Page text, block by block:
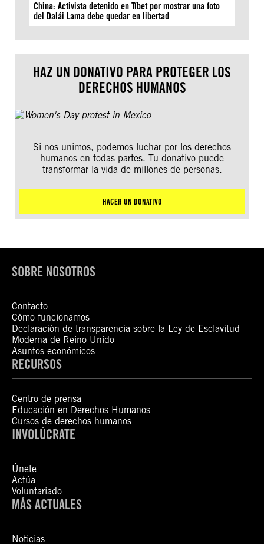
China: Activista detenido en Tíbet por mostrar una foto
del Dalái Lama debe quedar en libertad
HAZ UN DONATIVO PARA PROTEGER LOS
DERECHOS HUMANOS
Si nos unimos, podemos luchar por los derechos
humanos en todas partes. Tu donativo puede
transformar la vida de millones de personas.
HACER UN DONATIVO
SOBRE NOSOTROS
Contacto
Cómo funcionamos
Declaración de transparencia sobre la Ley de Esclavitud
Moderna de Reino Unido
Asuntos económicos
RECURSOS
Centro de prensa
Educación en Derechos Humanos
Cursos de derechos humanos
INVOLÚCRATE
Únete
Actúa
Voluntariado
MÁS ACTUALES
Noticias